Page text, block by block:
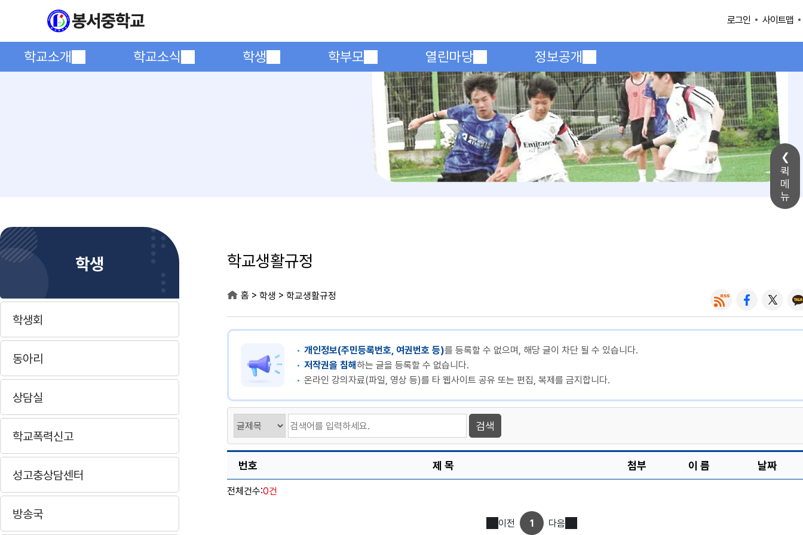
퀵
메
뉴
로그인 사이트맵
학교소개 학교소식 학생 학부모 열린마당 정보공개
학생
학생회
동아리
상담실
학교폭력신고
성고충상담센터
방송국
학교생활규정
홈 > 학생 > 학교생활규정
개인정보(주민등록번호, 여권번호 등)를 등록할 수 없으며, 해당 글이 차단 될 수 있습니다.
저작권을 침해하는 글을 등록할 수 없습니다.
온라인 강의자료(파일, 영상 등)를 타 웹사이트 공유 또는 편집, 복제를 금지합니다.
번호 제 목 첨부 이 름 날짜
전체건수:0건
이전 1 다음